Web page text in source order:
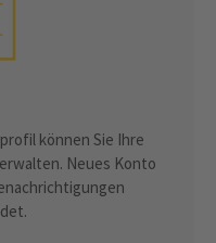
können Sie Ihre
Neues Konto